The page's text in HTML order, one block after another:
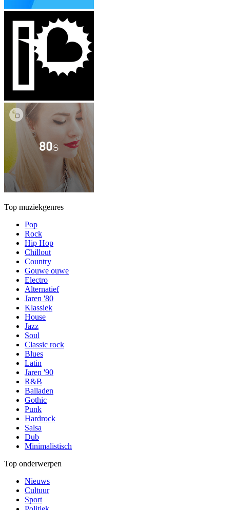
Top muziekgenres
Pop
Rock
Hip Hop
Chillout
Country
Gouwe ouwe
Electro
Alternatief
Jaren '80
Klassiek
House
Jazz
Soul
Classic rock
Blues
Latin
Jaren '90
R&B
Balladen
Gothic
Punk
Hardrock
Salsa
Dub
Minimalistisch
Top onderwerpen
Nieuws
Cultuur
Sport